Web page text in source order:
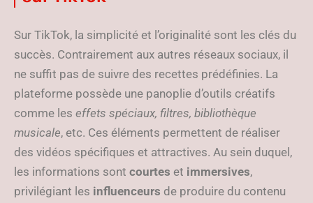
Sur TikTok, la simplicité et l’originalité sont les clés du
succès. Contrairement aux autres réseaux sociaux, il
ne suffit pas de suivre des recettes prédéfinies. La
plateforme possède une panoplie d’outils créatifs
comme les effets spéciaux, filtres, bibliothèque
musicale, etc. Ces éléments permettent de réaliser
des vidéos spécifiques et attractives. Au sein duquel,
les informations sont courtes et immersives,
privilégiant les influenceurs de produire du contenu